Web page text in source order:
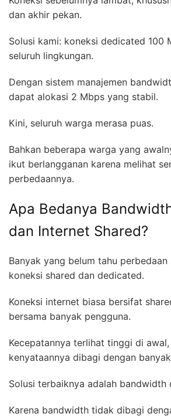
dan akhir pekan.
Solusi kami: koneksi dedicated 100
seluruh lingkungan.
Dengan sistem manajemen
dapat alokasi 2 Mbps yang stabil.
Kini, seluruh warga merasa puas.
Bahkan beberapa warga yang
ikut berlangganan karena melihat
perbedaannya.
Apa Bedanya
dan Internet Shared?
Banyak yang belum tahu
koneksi shared dan dedicated.
Koneksi internet biasa bersifat
bersama banyak pengguna.
Kecepatannya terlihat tinggi di
kenyataannya dibagi dengan
Solusi terbaiknya adalah bandwidth
Karena bandwidth tidak dibagi